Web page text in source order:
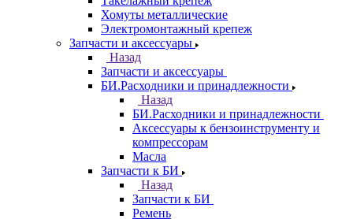
Хомуты металлические
Электромонтажный крепеж
Запчасти и аксессуары
Назад
Запчасти и аксессуары
БИ.Расходники и принадлежности
Назад
БИ.Расходники и принадлежности
Аксессуары к бензоинструменту и
компрессорам
Масла
Запчасти к БИ
Назад
Запчасти к БИ
Ремень